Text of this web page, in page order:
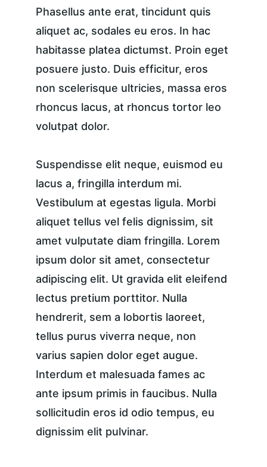
Phasellus ante erat, tincidunt quis
aliquet ac, sodales eu eros. In hac
habitasse platea dictumst. Proin eget
posuere justo. Duis efficitur, eros
non scelerisque ultricies, massa eros
rhoncus lacus, at rhoncus tortor leo
volutpat dolor.
Suspendisse elit neque, euismod eu
lacus a, fringilla interdum mi.
Vestibulum at egestas ligula. Morbi
aliquet tellus vel felis dignissim, sit
amet vulputate diam fringilla. Lorem
ipsum dolor sit amet, consectetur
adipiscing elit. Ut gravida elit eleifend
lectus pretium porttitor. Nulla
hendrerit, sem a lobortis laoreet,
tellus purus viverra neque, non
varius sapien dolor eget augue.
Interdum et malesuada fames ac
ante ipsum primis in faucibus. Nulla
sollicitudin eros id odio tempus, eu
dignissim elit pulvinar.